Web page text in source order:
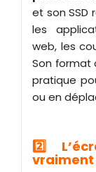
et son SSD
les
web, les
Son format
pratique
ou en
2️⃣
vraiment